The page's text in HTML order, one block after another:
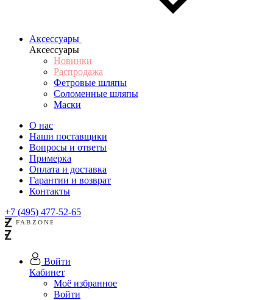
Аксессуары
Аксессуары
Новинки
Распродажа
Фетровые шляпы
Соломенные шляпы
Маски
О нас
Наши поставщики
Вопросы и ответы
Примерка
Оплата и доставка
Гарантии и возврат
Контакты
+7 (495) 477-52-65
Войти
Кабинет
Моё избранное
Войти